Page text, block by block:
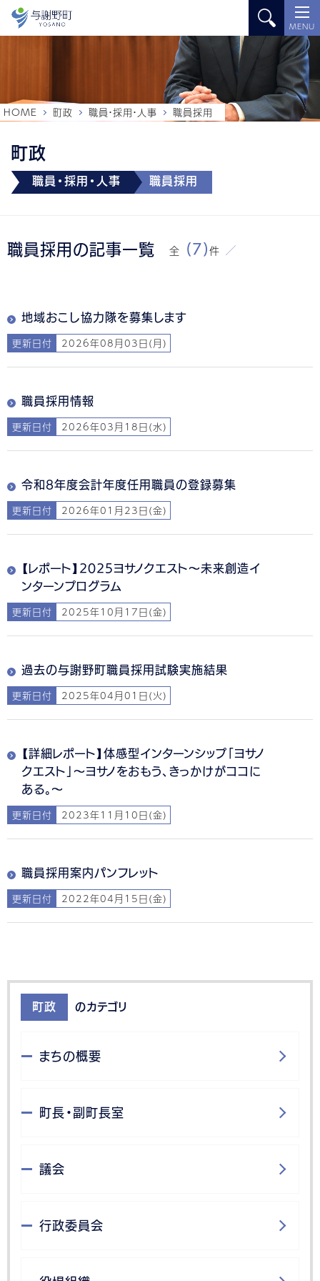
MENU
町政
職員・採用・人事 職員採用
HOME 町政 職員・採用・人事 職員採用
職員採用の記事一覧 全 (7)件
地域おこし協力隊を募集します
更新日付 2026年08月03日(月)
職員採用情報
更新日付 2026年03月18日(水)
令和8年度会計年度任用職員の登録募集
更新日付 2026年01月23日(金)
【レポート】2025ヨサノクエスト～未来創造イ
ンターンプログラム
更新日付 2025年10月17日(金)
過去の与謝野町職員採用試験実施結果
更新日付 2025年04月01日(火)
【詳細レポート】体感型インターンシップ「ヨサノ
クエスト」～ヨサノをおもう、きっかけがココに
ある。～
更新日付 2023年11月10日(金)
職員採用案内パンフレット
更新日付 2022年04月15日(金)
町政 のカテゴリ
まちの概要
町長・副町長室
議会
行政委員会